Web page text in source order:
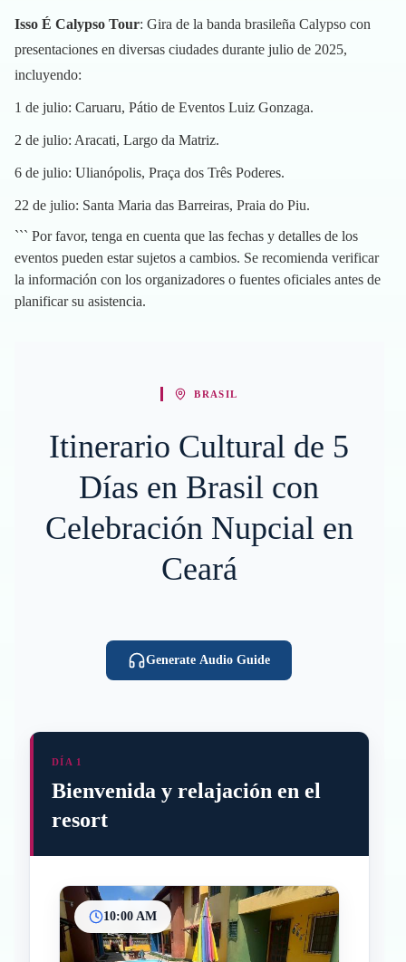
Isso É Calypso Tour: Gira de la banda brasileña Calypso con
presentaciones en diversas ciudades durante julio de 2025,
incluyendo:
1 de julio: Caruaru, Pátio de Eventos Luiz Gonzaga.
2 de julio: Aracati, Largo da Matriz.
6 de julio: Ulianópolis, Praça dos Três Poderes.
22 de julio: Santa Maria das Barreiras, Praia do Piu.
``` Por favor, tenga en cuenta que las fechas y detalles de los
eventos pueden estar sujetos a cambios. Se recomienda verificar
la información con los organizadores o fuentes oficiales antes de
planificar su asistencia.
BRASIL
Itinerario Cultural de 5
Días en Brasil con
Celebración Nupcial en
Ceará
Generate Audio Guide
DÍA 1
Bienvenida y relajación en el
resort
10:00 AM